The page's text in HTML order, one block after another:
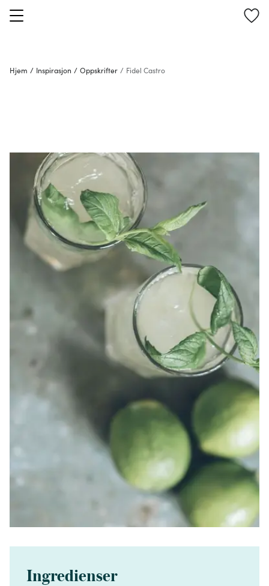
Hjem / Inspirasjon / Oppskrifter / Fidel Castro
Ingredienser